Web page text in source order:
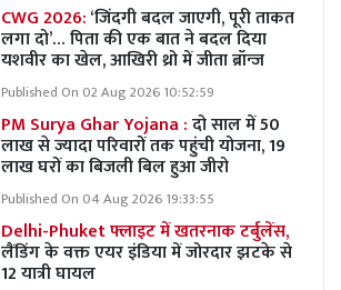
CWG 2026:‘जिंदगी बदल जाएगी, पूरी ताकत
लगा दो’… पिता की एक बात ने बदल दिया
यशवीर का खेल, आखिरी थ्रो में जीता ब्रॉन्ज
Published On 02 Aug 2026 10:52:59
PM Surya Ghar Yojana :दो साल में 50
लाख से ज्यादा परिवारों तक पहुंची योजना, 19
लाख घरों का बिजली बिल हुआ जीरो
Published On 04 Aug 2026 19:33:55
Delhi-Phuket फ्लाइट में खतरनाक टर्बुलेंस,
लैंडिंग के वक्त एयर इंडिया में जोरदार झटके से
12 यात्री घायल